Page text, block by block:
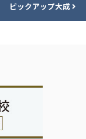
ピックアップ大成